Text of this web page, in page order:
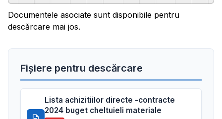
Documentele asociate sunt disponibile pentru
descărcare mai jos.
Fișiere pentru descărcare
Lista achizitiilor directe -contracte
2024 buget cheltuieli materiale